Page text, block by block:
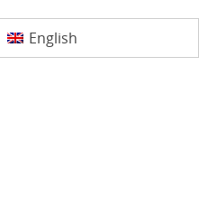
English